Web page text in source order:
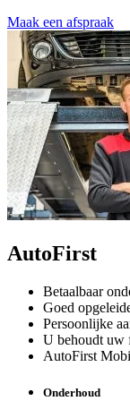
Maak een afspraak
AutoFirst
Betaalbaar
Goed
Persoonlijke
U behoudt uw
AutoFirst
Onderhoud